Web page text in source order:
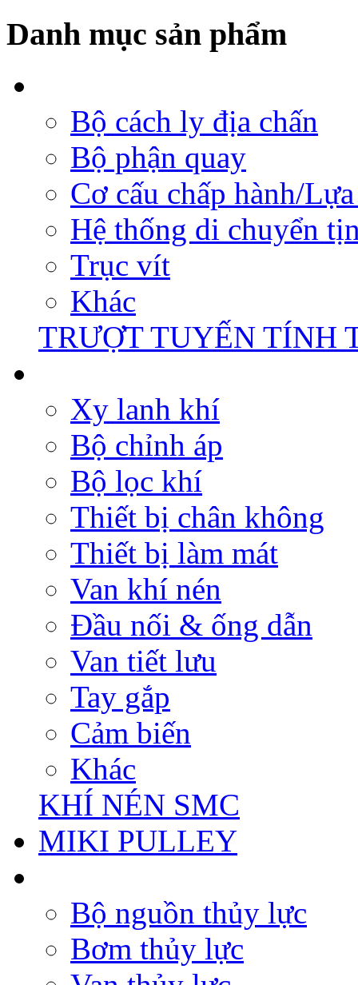
Danh mục sản phẩm
Bộ cách ly địa chấn
Bộ phận quay
Cơ cấu chấp hành/
Hệ thống di chuyển
Trục vít
Khác
TRƯỢT TUYẾN TÍNH
Xy lanh khí
Bộ chỉnh áp
Bộ lọc khí
Thiết bị chân không
Thiết bị làm mát
Van khí nén
Đầu nối & ống dẫn
Van tiết lưu
Tay gắp
Cảm biến
Khác
KHÍ NÉN SMC
MIKI PULLEY
Bộ nguồn thủy lực
Bơm thủy lực